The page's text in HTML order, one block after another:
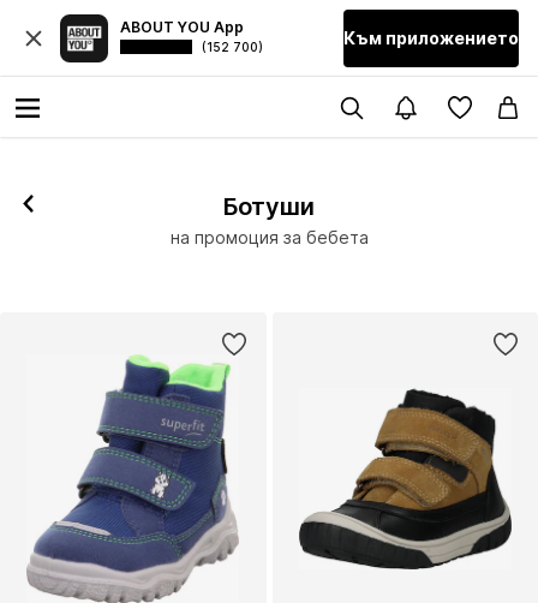
ABOUT YOU App
(152 700) Към приложението
Ботуши
на промоция за бебета